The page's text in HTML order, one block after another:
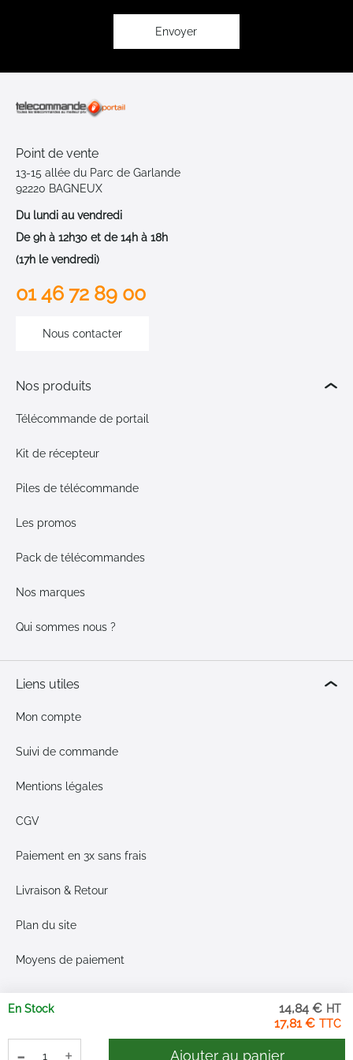
17,81 €
14,84 €
En Stock
Ajouter au panier
Envoyer
Point de vente
13-15 allée du Parc de Garlande
92220 BAGNEUX
Du lundi au vendredi
De 9h à 12h30 et de 14h à 18h
(17h le vendredi)
01 46 72 89 00
Nous contacter
Nos produits
Télécommande de portail
Kit de récepteur
Piles de télécommande
Les promos
Pack de télécommandes
Nos marques
Qui sommes nous ?
Liens utiles
Mon compte
Suivi de commande
Mentions légales
CGV
Paiement en 3x sans frais
Livraison & Retour
Plan du site
Moyens de paiement